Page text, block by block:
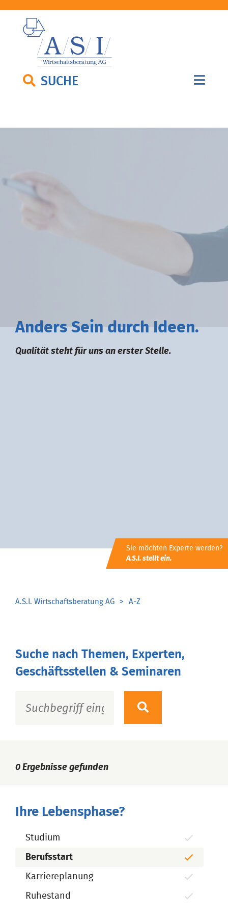
SUCHE
Anders Sein durch deen.
Qualität steht für uns an erster Stelle.
Sie möchten Experte werden?
A.S.I. stellt ein.
A.S.I. Wirtschaftsberatung AG A-Z
Suche nach Themen, Experten,
Geschäftsstellen & Seminaren
0 Ergebnisse gefunden
Ihre Lebensphase?
Studium
Berufsstart
Karriereplanung
Ruhestand